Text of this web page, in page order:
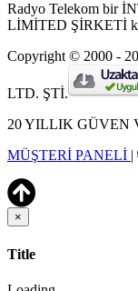
Radyo Telekom bir
LİMİTED ŞİRKETİ
Copyright © 2000 -
LTD. ŞTİ.
20 YILLIK GÜVEN
MÜŞTERİ PANELİ |
×
Close
Title